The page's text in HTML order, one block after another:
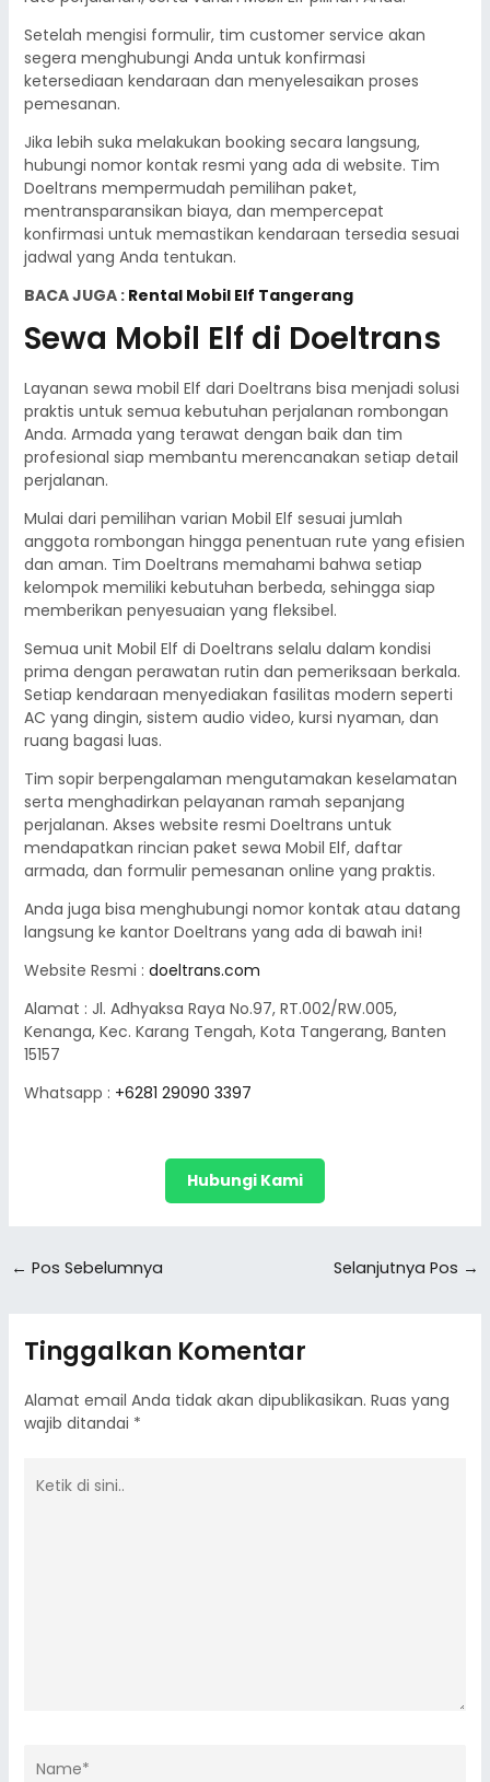
Setelah mengisi formulir, tim customer service akan
segera menghubungi Anda untuk konfirmasi
ketersediaan kendaraan dan menyelesaikan proses
pemesanan.
Jika lebih suka melakukan booking secara langsung,
hubungi nomor kontak resmi yang ada di website. Tim
Doeltrans mempermudah pemilihan paket,
mentransparansikan biaya, dan mempercepat
konfirmasi untuk memastikan kendaraan tersedia sesuai
jadwal yang Anda tentukan.
BACA JUGA : Rental Mobil Elf Tangerang
Sewa Mobil Elf di Doeltrans
Layanan sewa mobil Elf dari Doeltrans bisa menjadi solusi
praktis untuk semua kebutuhan perjalanan rombongan
Anda. Armada yang terawat dengan baik dan tim
profesional siap membantu merencanakan setiap detail
perjalanan.
Mulai dari pemilihan varian Mobil Elf sesuai jumlah
anggota rombongan hingga penentuan rute yang efisien
dan aman. Tim Doeltrans memahami bahwa setiap
kelompok memiliki kebutuhan berbeda, sehingga siap
memberikan penyesuaian yang fleksibel.
Semua unit Mobil Elf di Doeltrans selalu dalam kondisi
prima dengan perawatan rutin dan pemeriksaan berkala.
Setiap kendaraan menyediakan fasilitas modern seperti
AC yang dingin, sistem audio video, kursi nyaman, dan
ruang bagasi luas.
Tim sopir berpengalaman mengutamakan keselamatan
serta menghadirkan pelayanan ramah sepanjang
perjalanan. Akses website resmi Doeltrans untuk
mendapatkan rincian paket sewa Mobil Elf, daftar
armada, dan formulir pemesanan online yang praktis.
Anda juga bisa menghubungi nomor kontak atau datang
langsung ke kantor Doeltrans yang ada di bawah ini!
Website Resmi : doeltrans.com
Alamat : Jl. Adhyaksa Raya No.97, RT.002/RW.005,
Kenanga, Kec. Karang Tengah, Kota Tangerang, Banten
15157
Whatsapp : +6281 29090 3397
Hubungi Kami
← Pos Sebelumnya Selanjutnya Pos →
Tinggalkan Komentar
Alamat email Anda tidak akan dipublikasikan. Ruas yang
wajib ditandai *
di